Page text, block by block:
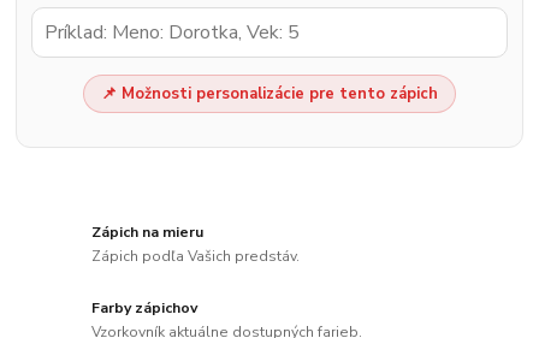
📌 Možnosti personalizácie pre tento zápich
Zápich na mieru
Zápich podľa Vašich predstáv.
Farby zápichov
Vzorkovník aktuálne dostupných farieb.